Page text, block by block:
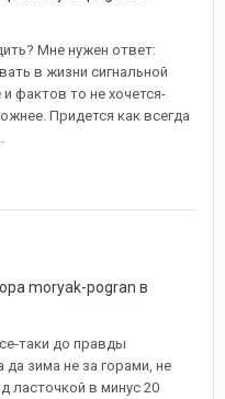
Мне нужен ответ:
в жизни сигнальной
фактов то не хочется-
Придется как всегда
moryak-pogran в
таки до правды
зима не за горами, не
ласточкой в минус 20